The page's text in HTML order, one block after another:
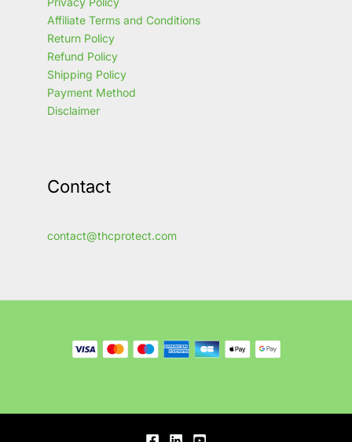
Affiliate Terms and Conditions
Return Policy
Refund Policy
Shipping Policy
Payment Method
Disclaimer
Contact
contact@thcprotect.com